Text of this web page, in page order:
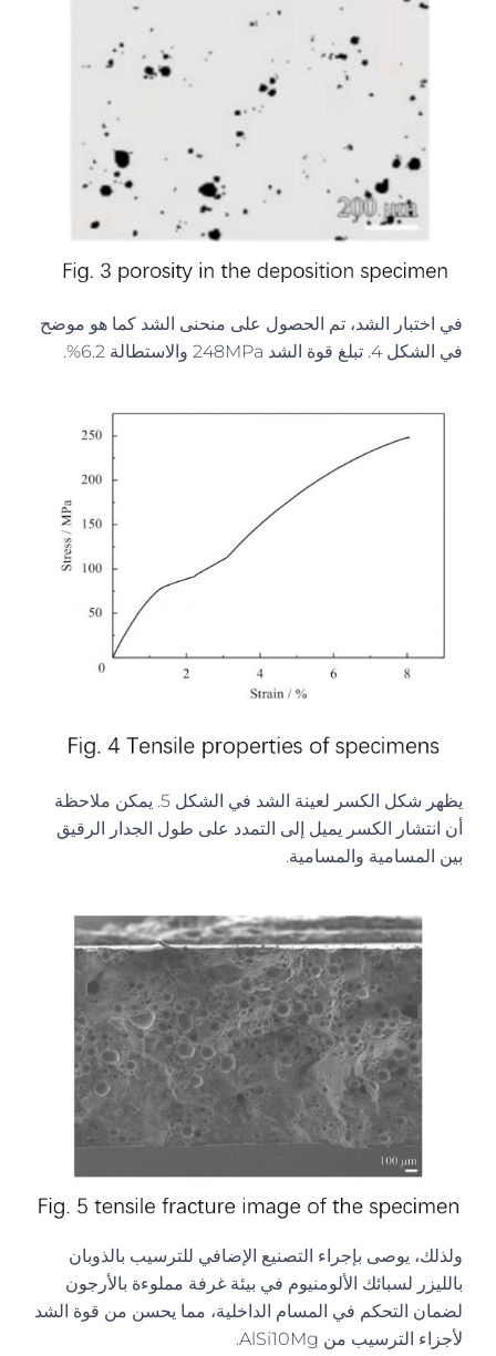
في اختبار الشد، تم الحصول على منحنى الشد كما هو موضح
في الشكل 4. تبلغ قوة الشد 248MPa والاستطالة 6.2%.
يظهر شكل الكسر لعينة الشد في الشكل 5. يمكن ملاحظة
أن انتشار الكسر يميل إلى التمدد على طول الجدار الرقيق
بين المسامية والمسامية.
ولذلك، يوصى بإجراء التصنيع الإضافي للترسيب بالذوبان
بالليزر لسبائك الألومنيوم في بيئة غرفة مملوءة بالأرجون
لضمان التحكم في المسام الداخلية، مما يحسن من قوة الشد
لأجزاء الترسيب من AlSi10Mg.